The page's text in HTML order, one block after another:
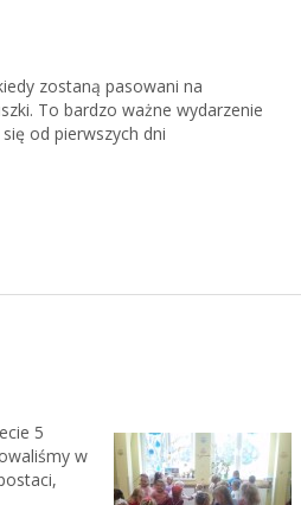
zostaną pasowani na
To bardzo ważne wydarzenie
od pierwszych dni
5
w